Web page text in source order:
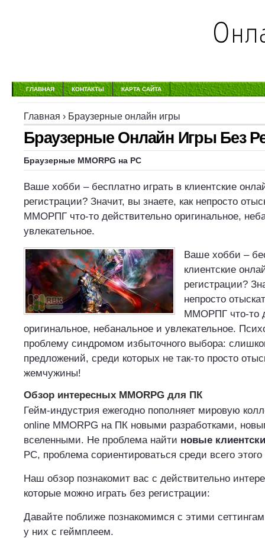
ГЛАВНАЯ КОНТАКТЫ КАРТА САЙТА
Главная › Браузерные онлайн игры
Браузерные Онлайн Игры Без
Браузерные MMORPG на PC
Ваше хобби – бесплатно играть в клиентские
регистрации? Значит, вы знаете, как непросто
ММОРПГ что-то действительно оригинальное,
увлекательное.
Ваше хобби –
клиентские
регистрации?
непросто
ММОРПГ что-то
оригинальное, небанальное и увлекательное.
проблему синдромом избыточного выбора:
предложений, среди которых не так-то просто
жемчужины!
Обзор интересных MMORPG для ПК
Гейм-индустрия ежегодно пополняет мировую
online MMORPG на ПК новыми разработками,
вселенными. Не проблема найти новые
PC, проблема сориентироваться среди всего
Наш обзор познакомит вас с действительно
которые можно играть без регистрации:
Давайте поближе познакомимся с этими
у них с геймплеем.